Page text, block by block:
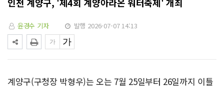
윤경수 기자 발행 2026-07-07 14:13
계양구(구청장 박형우)는 오는 7월 25일부터 26일까지 이틀